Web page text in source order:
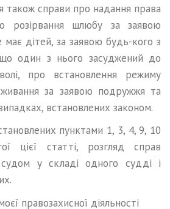
також справи про надання права
розірвання шлюбу за заявою
дітей, за заявою будь-кого з
один з нього засуджений до
про встановлення режиму
за заявою подружжя та
встановлених законом.
пунктами 1, 3, 4, 9, 10
цієї статті, розгляд справ
у складі одного судді і
правозахисної діяльності